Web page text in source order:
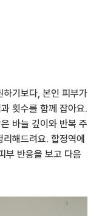
기보다, 본인 피부가
횟수를 함께 잡아요.
바늘 깊이와 반복 주
해드려요. 합정역에
부 반응을 보고 다음